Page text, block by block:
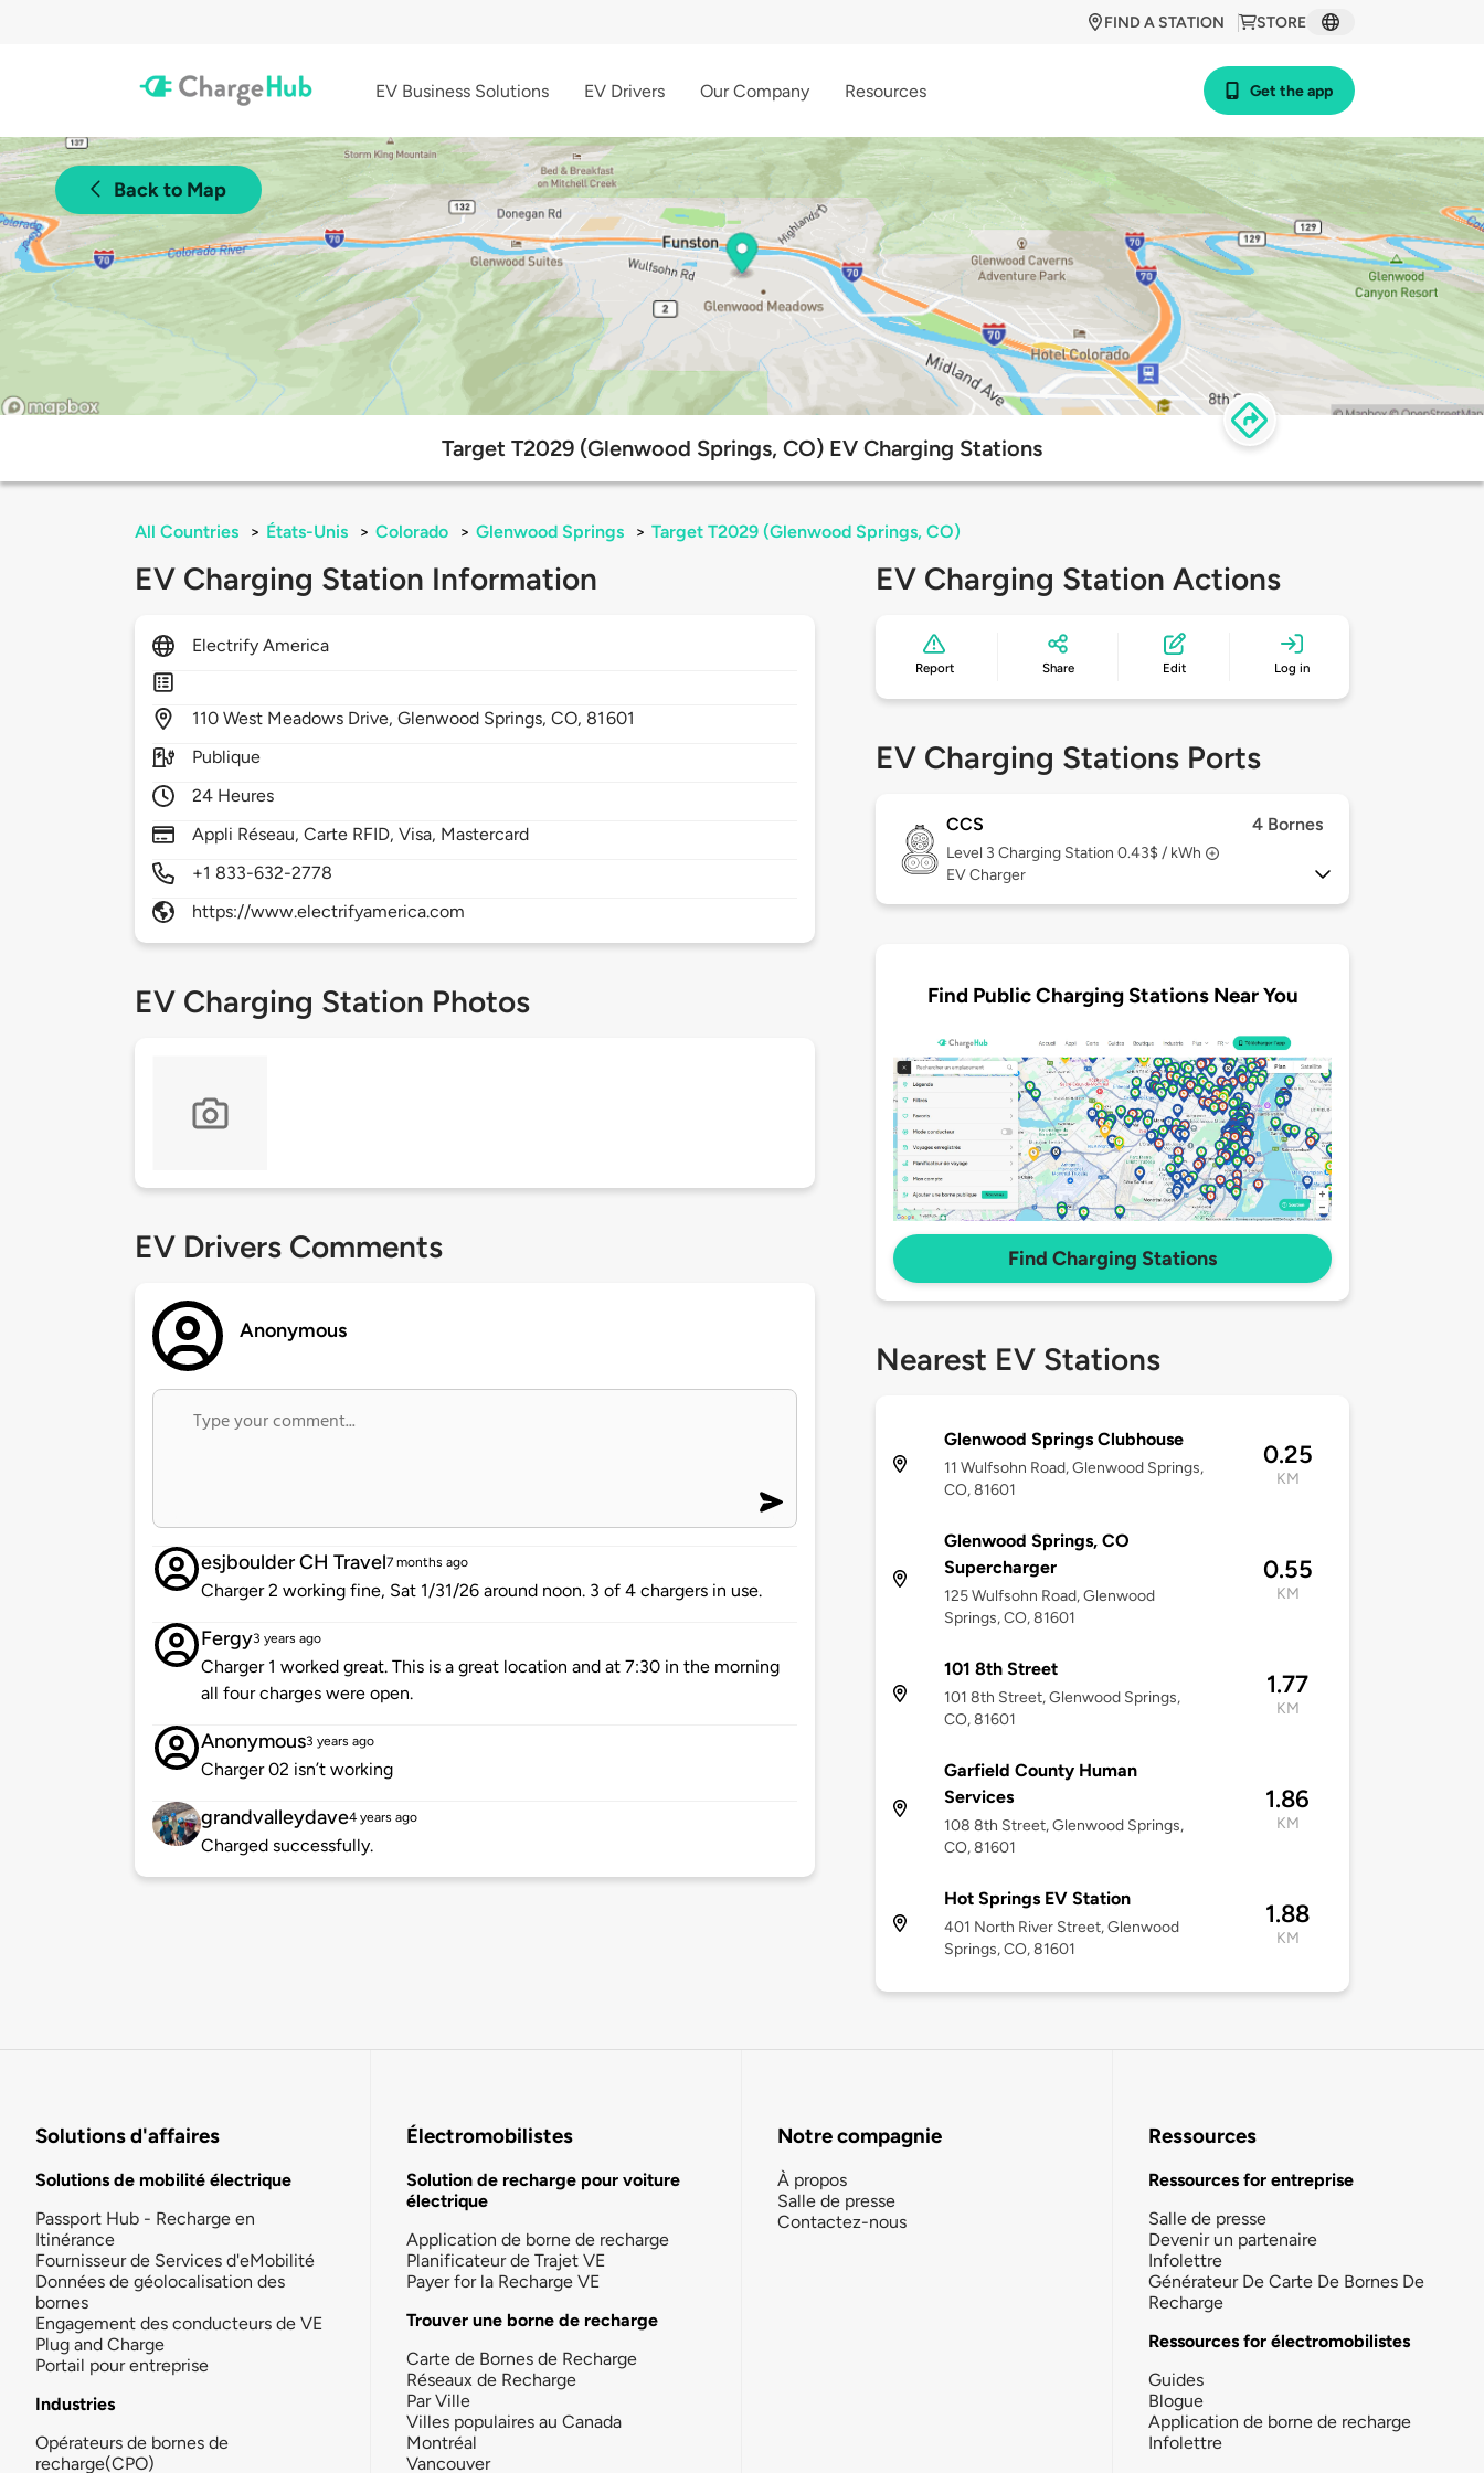
STORE
FIND A STATION
EV Business Solutions EV Drivers Our Company Resources Get the app
Back to Map
Target T2029 (Glenwood Springs, CO) EV Charging Stations
All Countries > États-Unis > Colorado > Glenwood Springs > Target T2029 (Glenwood Springs, CO)
EV Charging Station Information
Electrify America
110West Meadows Drive,Glenwood Springs,CO, 81601
Publique
24 Heures
Appli Réseau, Carte RFID, Visa, Mastercard
+1 833-632-2778
https://www.electrifyamerica.com
EV Charging Station Photos
EV Drivers Comments
Anonymous
esjboulder CH Travel7 months ago
Charger 2 working fine, Sat 1/31/26 around noon. 3 of 4 chargers in use.
Fergy3 years ago
Charger 1 worked great. This is a great location and at 7:30 in the morning
all four charges were open.
Anonymous3 years ago
Charger 02 isn’t working
grandvalleydave4 years ago
Charged successfully.
EV Charging Station Actions
Report Share Edit Log in
EV Charging Stations Ports
CCS 4 Bornes
Level 3 Charging Station 0.43$ / kWh
EV Charger
Find Public Charging Stations Near You
Find Charging Stations
Nearest EV Stations
Glenwood Springs Clubhouse
11 Wulfsohn Road, Glenwood Springs,
CO, 81601
0.25
KM
Glenwood Springs, CO
Supercharger
125 Wulfsohn Road, Glenwood
Springs, CO, 81601
0.55
KM
101 8th Street
101 8th Street, Glenwood Springs,
CO, 81601
1.77
KM
Garfield County Human
Services
108 8th Street, Glenwood Springs,
CO, 81601
1.86
KM
Hot Springs EV Station
401 North River Street, Glenwood
Springs, CO, 81601
1.88
KM
Solutions d'affaires
Solutions de mobilité électrique
Passport Hub - Recharge en
Itinérance
Fournisseur de Services d'eMobilité
Données de géolocalisation des
bornes
Engagement des conducteurs de VE
Plug and Charge
Portail pour entreprise
Industries
Opérateurs de bornes de
recharge(CPO)
Électromobilistes
Solution de recharge pour voiture
électrique
Application de borne de recharge
Planificateur de Trajet VE
Payer for la Recharge VE
Trouver une borne de recharge
Carte de Bornes de Recharge
Réseaux de Recharge
Par Ville
Villes populaires au Canada
Montréal
Vancouver
Notre compagnie
À propos
Salle de presse
Contactez-nous
Ressources
Ressources for entreprise
Salle de presse
Devenir un partenaire
Infolettre
Générateur De Carte De Bornes De
Recharge
Ressources for électromobilistes
Guides
Blogue
Application de borne de recharge
Infolettre